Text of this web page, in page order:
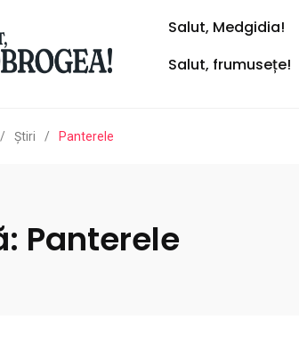
Salut, Medgidia!
Salut, frumusețe!
/ Ştiri / Panterele
Panterele